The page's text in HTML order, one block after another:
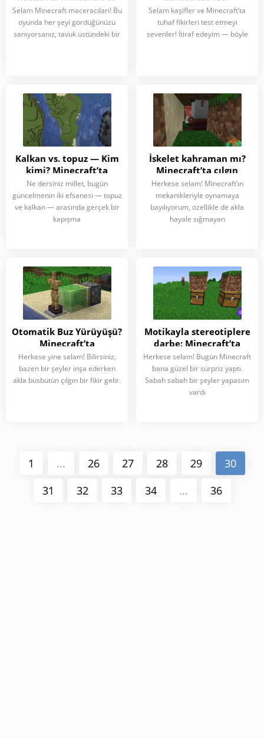
Selam Minecraft maceracıları! Bu
oyunda her şeyi gördüğünüzü
sanıyorsanız, tavuk üstündeki bir
Selam kaşifler ve Minecraft’ta
tuhaf fikirleri test etmeyi
sevenler! İtiraf edeyim — böyle
Kalkan vs. topuz — Kim
kimi? Minecraft’ta
Ne dersiniz millet, bugün
güncelmenin iki efsanesi — topuz
ve kalkan — arasında gerçek bir
kapışma
İskelet kahraman mı?
Minecraft’ta çılgın
deneyim
Herkese selam! Minecraft’ın
mekanikleriyle oynamaya
bayılıyorum, özellikle de akla
hayale sığmayan
Otomatik Buz Yürüyüşü?
Minecraft’ta
Herkese yine selam! Bilirsiniz,
bazen bir şeyler inşa ederken
akla büsbütün çılgın bir fikir gelir.
Motikayla stereotiplere
darbe: Minecraft’ta
imkânsızı açıyoruz
Herkese selam! Bugün Minecraft
bana güzel bir sürpriz yaptı.
Sabah sabah bir şeyler yapasım
vardı
1 ... 26 27 28 29
30
31
32 33 34 ... 36